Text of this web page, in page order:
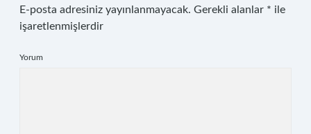
E-posta adresiniz yayınlanmayacak. Gerekli alanlar * ile
işaretlenmişlerdir
Yorum